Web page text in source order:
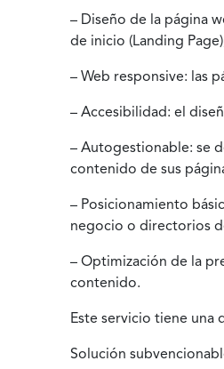
– Diseño de la página
de inicio (Landing
– Web responsive: las
– Accesibilidad: el
– Autogestionable: se
contenido de sus
– Posicionamiento
negocio o directorios
– Optimización de la
contenido.
Este servicio tiene una
Solución